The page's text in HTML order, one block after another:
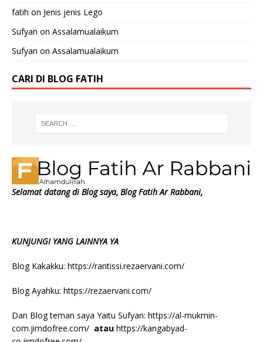
fatih on Jenis jenis Lego
Sufyan on Assalamualaikum
Sufyan on Assalamualaikum
CARI DI BLOG FATIH
Selamat datang di Blog saya, Blog Fatih Ar Rabbani,
KUNJUNGI YANG LAINNYA YA
Blog Kakakku: https://rantissi.rezaervani.com/
Blog Ayahku: https://rezaervani.com/
Dan Blog teman saya Yaitu Sufyan: https://al-mukmin-
com.jimdofree.com/ atau https://kangabyad-